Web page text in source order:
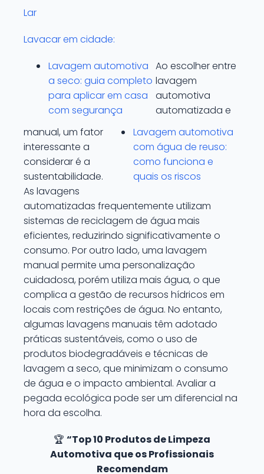
Lar
Lavacar em cidade:
Lavagem automotiva
a seco: guia completo
para aplicar em casa
com segurança
Lavagem automotiva
com água de reuso:
como funciona e
quais os riscos
Ao escolher entre
lavagem
automotiva
automatizada e
manual, um fator
interessante a
considerar é a
sustentabilidade.
As lavagens
automatizadas frequentemente utilizam
sistemas de reciclagem de água mais
eficientes, reduzirindo significativamente o
consumo. Por outro lado, uma lavagem
manual permite uma personalização
cuidadosa, porém utiliza mais água, o que
complica a gestão de recursos hídricos em
locais com restrições de água. No entanto,
algumas lavagens manuais têm adotado
práticas sustentáveis, como o uso de
produtos biodegradáveis e técnicas de
lavagem a seco, que minimizam o consumo
de água e o impacto ambiental. Avaliar a
pegada ecológica pode ser um diferencial na
hora da escolha.
🏆 “Top 10 Produtos de Limpeza
Automotiva que os Profissionais
Recomendam